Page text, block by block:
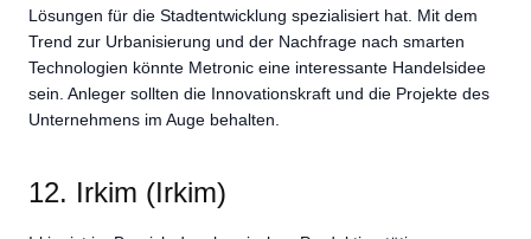
Lösungen für die Stadtentwicklung spezialisiert hat. Mit dem
Trend zur Urbanisierung und der Nachfrage nach smarten
Technologien könnte Metronic eine interessante Handelsidee
sein. Anleger sollten die Innovationskraft und die Projekte des
Unternehmens im Auge behalten.
12. Irkim (Irkim)